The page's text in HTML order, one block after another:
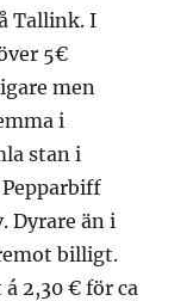
Tallink. I
5€
men
i
stan i
Dyrare än i
billigt.
2,30 € för ca